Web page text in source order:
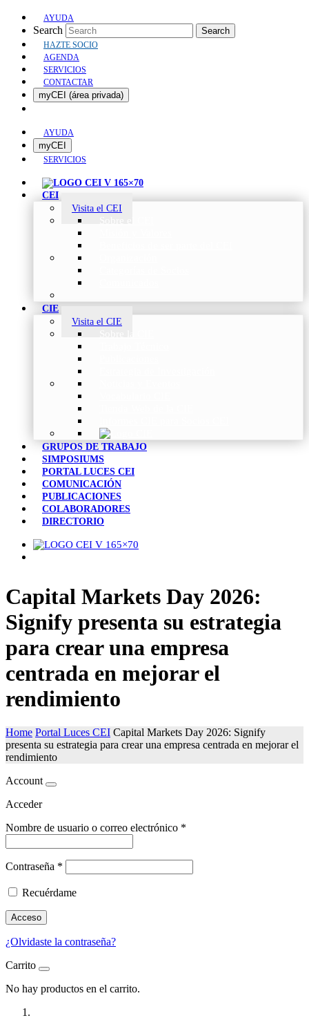
AYUDA
Search Search
HAZTE SOCIO
AGENDA
SERVICIOS
CONTACTAR
myCEI (área privada)
AYUDA
myCEI
SERVICIOS
CEI
Visita el CEI
CIE
Visita el CIE
GRUPOS DE TRABAJO
SIMPOSIUMS
PORTAL LUCES CEI
COMUNICACIÓN
PUBLICACIONES
COLABORADORES
DIRECTORIO
Capital Markets Day 2026:
Signify presenta su estrategia
para crear una empresa
centrada en mejorar el
rendimiento
Home Portal Luces CEI Capital Markets Day 2026: Signify
presenta su estrategia para crear una empresa centrada en mejorar el
rendimiento
Account
Acceder
Nombre de usuario o correo electrónico *
Contraseña *
Recuérdame
Acceso
¿Olvidaste la contraseña?
Carrito
No hay productos en el carrito.